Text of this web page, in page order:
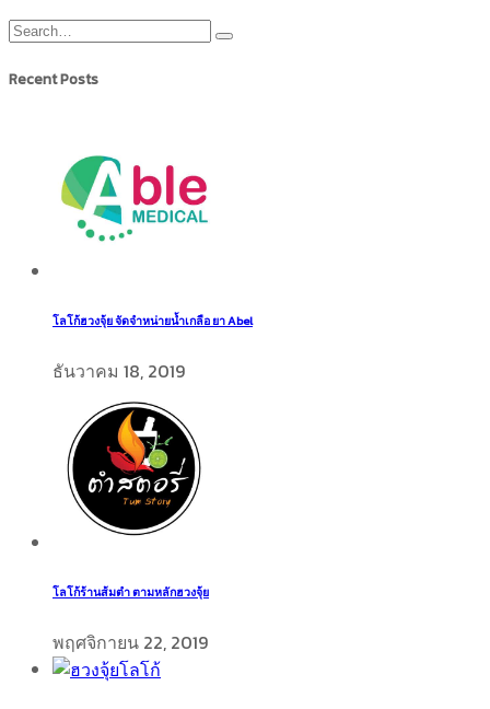
Recent Posts
โลโก้ฮวงจุ้ย จัดจำหน่ายน้ำเกลือ ยา Abel
ธันวาคม 18, 2019
โลโก้ร้านส้มตำ ตามหลักฮวงจุ้ย
พฤศจิกายน 22, 2019